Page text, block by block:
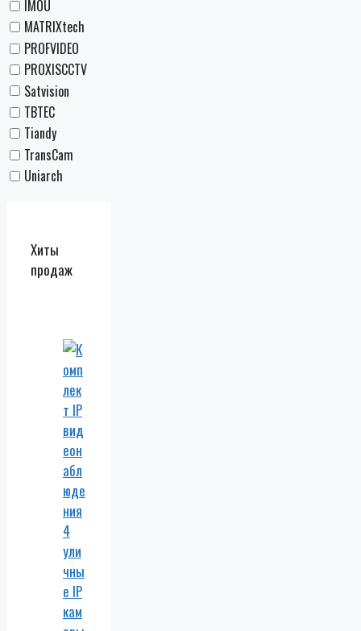
IMOU
MATRIXtech
PROFVIDEO
PROXISCCTV
Satvision
TBTEC
Tiandy
TransCam
Uniarch
Хиты
продаж